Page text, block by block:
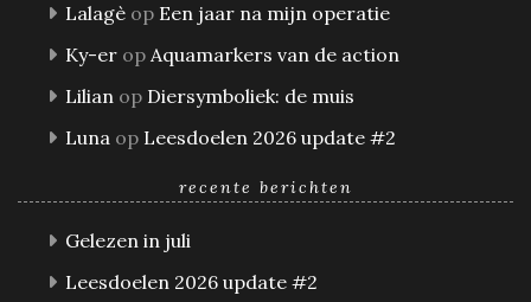
Lalagè op Een jaar na mijn operatie
Ky-er op Aquamarkers van de action
Lilian op Diersymboliek: de muis
Luna op Leesdoelen 2026 update #2
recente berichten
Gelezen in juli
Leesdoelen 2026 update #2